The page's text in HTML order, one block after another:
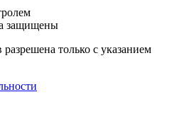
защищены
только с указанием